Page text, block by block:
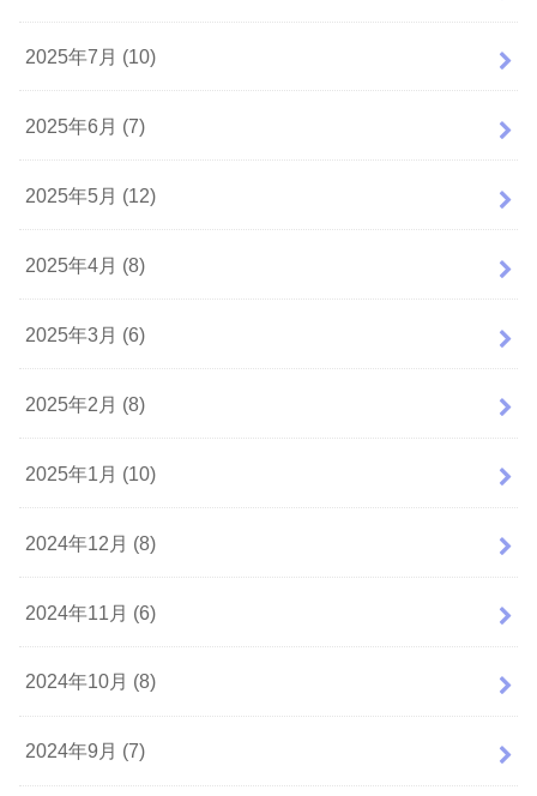
2025年7月 (10)
2025年6月 (7)
2025年5月 (12)
2025年4月 (8)
2025年3月 (6)
2025年2月 (8)
2025年1月 (10)
2024年12月 (8)
2024年11月 (6)
2024年10月 (8)
2024年9月 (7)